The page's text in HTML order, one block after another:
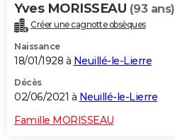
Yves MORISSEAU (93 ans)
Créer une cagnotte obsèques
Naissance
18/01/1928 à Neuillé-le-Lierre
Décès
02/06/2021 à Neuillé-le-Lierre
Famille MORISSEAU